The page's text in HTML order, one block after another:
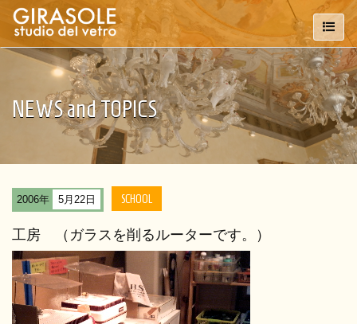
NEWS and TOPICS
2006年 5月22日 SCHOOL
工房 （ガラスを削るルーターです。）